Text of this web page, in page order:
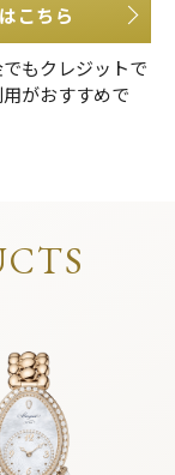
こちら
もクレジットで
がおすすめで